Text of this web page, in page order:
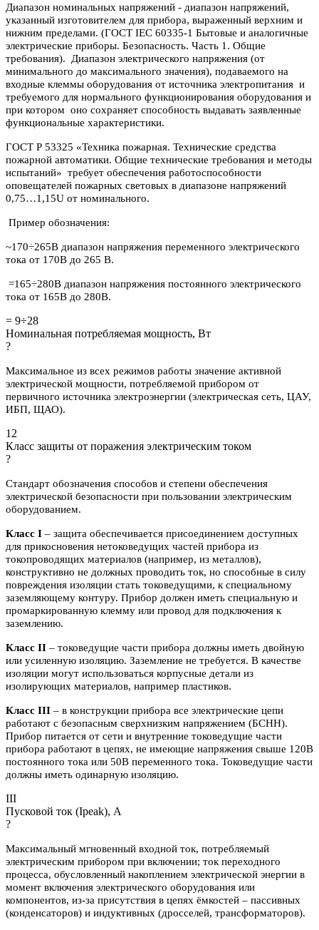
Диапазон номинальных напряжений - диапазон напряжений,
указанный изготовителем для прибора, выраженный верхним и
нижним пределами. (ГОСТ IEC 60335-1 Бытовые и аналогичные
электрические приборы. Безопасность. Часть 1. Общие
требования). Диапазон электрического напряжения (от
минимального до максимального значения), подаваемого на
входные клеммы оборудования от источника электропитания и
требуемого для нормального функционирования оборудования и
при котором оно сохраняет способность выдавать заявленные
функциональные характеристики.
ГОСТ Р 53325 «Техника пожарная. Технические средства
пожарной автоматики. Общие технические требования и методы
испытаний» требует обеспечения работоспособности
оповещателей пожарных световых в диапазоне напряжений
0,75…1,15U от номинального.
Пример обозначения:
~170÷265В диапазон напряжения переменного электрического
тока от 170В до 265 В.
=165÷280В диапазон напряжения постоянного электрического
тока от 165В до 280В.
= 9÷28
Номинальная потребляемая мощность, Вт
?
Максимальное из всех режимов работы значение активной
электрической мощности, потребляемой прибором от
первичного источника электроэнергии (электрическая сеть, ЦАУ,
ИБП, ЩАО).
12
Класс защиты от поражения электрическим током
?
Стандарт обозначения способов и степени обеспечения
электрической безопасности при пользовании электрическим
оборудованием.
Класс I – защита обеспечивается присоединением доступных
для прикосновения нетоковедущих частей прибора из
токопроводящих материалов (например, из металлов),
конструктивно не должных проводить ток, но способные в силу
повреждения изоляции стать токоведущими, к специальному
заземляющему контуру. Прибор должен иметь специальную и
промаркированную клемму или провод для подключения к
заземлению.
Класс II – токоведущие части прибора должны иметь двойную
или усиленную изоляцию. Заземление не требуется. В качестве
изоляции могут использоваться корпусные детали из
изолирующих материалов, например пластиков.
Класс III – в конструкции прибора все электрические цепи
работают с безопасным сверхнизким напряжением (БСНН).
Прибор питается от сети и внутренние токоведущие части
прибора работают в цепях, не имеющие напряжения свыше 120В
постоянного тока или 50В переменного тока. Токоведущие части
должны иметь одинарную изоляцию.
III
Пусковой ток (Ipeak), A
?
Максимальный мгновенный входной ток, потребляемый
электрическим прибором при включении; ток переходного
процесса, обусловленный накоплением электрической энергии в
момент включения электрического оборудования или
компонентов, из-за присутствия в цепях ёмкостей – пассивных
(конденсаторов) и индуктивных (дросселей, трансформаторов).